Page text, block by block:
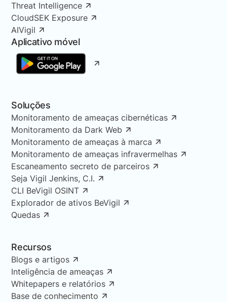
Threat Intelligence
CloudSEK Exposure
AIVigil
Aplicativo móvel
Soluções
Monitoramento de ameaças cibernéticas
Monitoramento da Dark Web
Monitoramento de ameaças à marca
Monitoramento de ameaças infravermelhas
Escaneamento secreto de parceiros
Seja Vigil Jenkins, C.I.
CLI BeVigil OSINT
Explorador de ativos BeVigil
Quedas
Recursos
Blogs e artigos
Inteligência de ameaças
Whitepapers e relatórios
Base de conhecimento